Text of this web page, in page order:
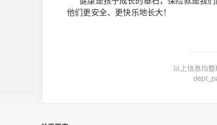
他们更安全、更快乐地长大！